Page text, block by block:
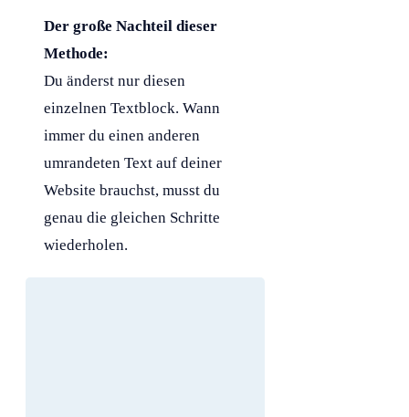
Der große Nachteil dieser
Methode:
Du änderst nur diesen
einzelnen Textblock. Wann
immer du einen anderen
umrandeten Text auf deiner
Website brauchst, musst du
genau die gleichen Schritte
wiederholen.